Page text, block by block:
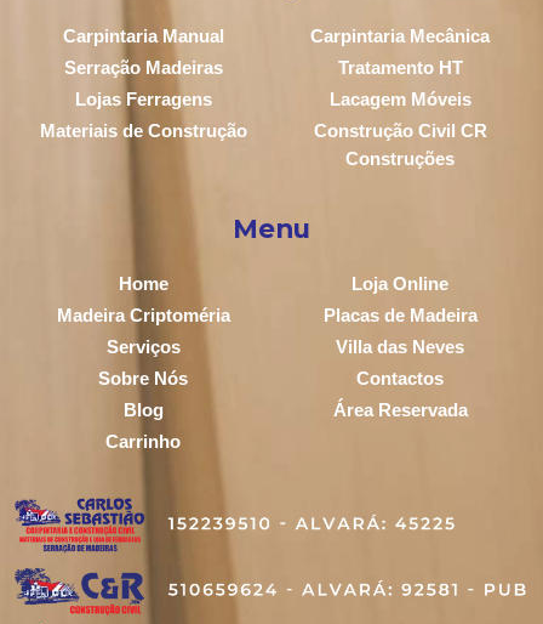
Carpintaria Manual
Carpintaria Mecânica
Serração Madeiras
Tratamento HT
Lojas Ferragens
Lacagem Móveis
Materiais de Construção
Construção Civil CR
Construções
Menu
Home
Loja Online
Madeira Criptoméria
Placas de Madeira
Serviços
Villa das Neves
Sobre Nós
Contactos
Blog
Área Reservada
Carrinho